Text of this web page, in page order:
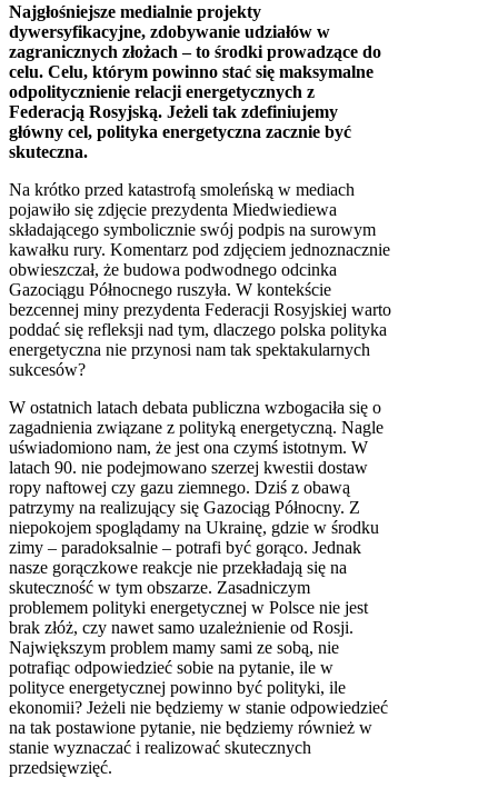
Najgłośniejsze medialnie projekty
dywersyfikacyjne, zdobywanie udziałów w
zagranicznych złożach – to środki prowadzące do
celu. Celu, którym powinno stać się maksymalne
odpolitycznienie relacji energetycznych z
Federacją Rosyjską. Jeżeli tak zdefiniujemy
główny cel, polityka energetyczna zacznie być
skuteczna.
Na krótko przed katastrofą smoleńską w mediach
pojawiło się zdjęcie prezydenta Miedwiediewa
składającego symbolicznie swój podpis na surowym
kawałku rury. Komentarz pod zdjęciem jednoznacznie
obwieszczał, że budowa podwodnego odcinka
Gazociągu Północnego ruszyła. W kontekście
bezcennej miny prezydenta Federacji Rosyjskiej warto
poddać się refleksji nad tym, dlaczego polska polityka
energetyczna nie przynosi nam tak spektakularnych
sukcesów?
W ostatnich latach debata publiczna wzbogaciła się o
zagadnienia związane z polityką energetyczną. Nagle
uświadomiono nam, że jest ona czymś istotnym. W
latach 90. nie podejmowano szerzej kwestii dostaw
ropy naftowej czy gazu ziemnego. Dziś z obawą
patrzymy na realizujący się Gazociąg Północny. Z
niepokojem spoglądamy na Ukrainę, gdzie w środku
zimy – paradoksalnie – potrafi być gorąco. Jednak
nasze gorączkowe reakcje nie przekładają się na
skuteczność w tym obszarze. Zasadniczym
problemem polityki energetycznej w Polsce nie jest
brak złóż, czy nawet samo uzależnienie od Rosji.
Największym problem mamy sami ze sobą, nie
potrafiąc odpowiedzieć sobie na pytanie, ile w
polityce energetycznej powinno być polityki, ile
ekonomii? Jeżeli nie będziemy w stanie odpowiedzieć
na tak postawione pytanie, nie będziemy również w
stanie wyznaczać i realizować skutecznych
przedsięwzięć.